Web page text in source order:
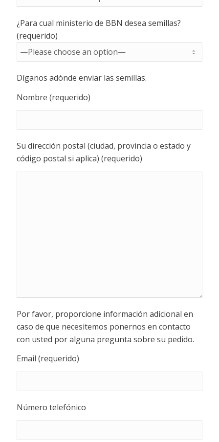
¿Para cual ministerio de BBN desea semillas?
(requerido)
Díganos adónde enviar las semillas.
Nombre (requerido)
Su dirección postal (ciudad, provincia o estado y
código postal si aplica) (requerido)
Por favor, proporcione información adicional en
caso de que necesitemos ponernos en contacto
con usted por alguna pregunta sobre su pedido.
Email (requerido)
Número telefónico